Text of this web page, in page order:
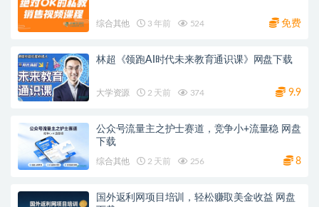
综合其他 3 年前 524 免费
林超《领跑AI时代未来教育通识课》网盘下载
大学资源 2 天前 374 9.9
公众号流量主之护士赛道，竞争小+流量稳 网盘
下载
综合其他 2 天前 256 8
国外返利网项目培训，轻松赚取美金收益 网盘